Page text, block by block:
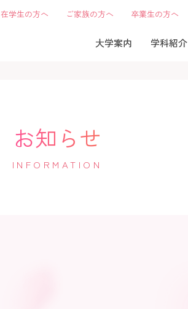
在学生の方へ ご家族の方へ 卒業生の方へ
大学案内 学科紹介
お知らせ
INFORMATION